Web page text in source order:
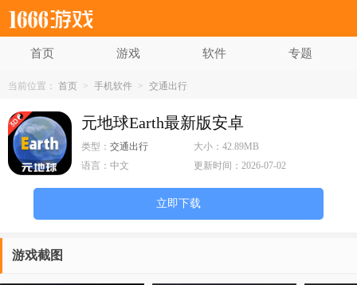
首页 游戏 软件 专题
当前位置： 首页 > 手机软件 > 交通出行
元地球Earth最新版安卓
类型： 交通出行 大小：42.89MB
语言： 中文 更新时间：2026-07-02
立即下载
游戏截图